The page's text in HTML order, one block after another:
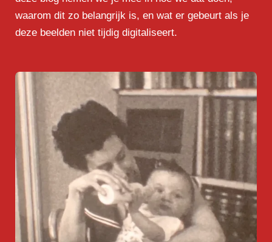
waarom dit zo belangrijk is, en wat er gebeurt als je
deze beelden niet tijdig digitaliseert.